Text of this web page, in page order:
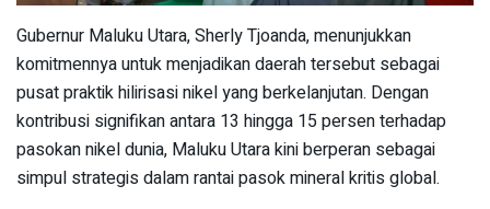
Gubernur Maluku Utara, Sherly Tjoanda, menunjukkan
komitmennya untuk menjadikan daerah tersebut sebagai
pusat praktik hilirisasi nikel yang berkelanjutan. Dengan
kontribusi signifikan antara 13 hingga 15 persen terhadap
pasokan nikel dunia, Maluku Utara kini berperan sebagai
simpul strategis dalam rantai pasok mineral kritis global.